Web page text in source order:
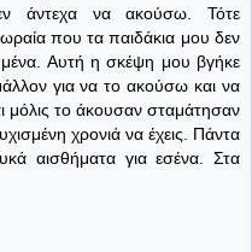
άντεχα να ακούσω. Τότε
που τα παιδάκια μου δεν
Αυτή η σκέψη μου βγήκε
για να το ακούσω και να
μόλις το άκουσαν σταμάτησαν
χρονιά να έχεις. Πάντα
αισθήματα για εσένα. Στα